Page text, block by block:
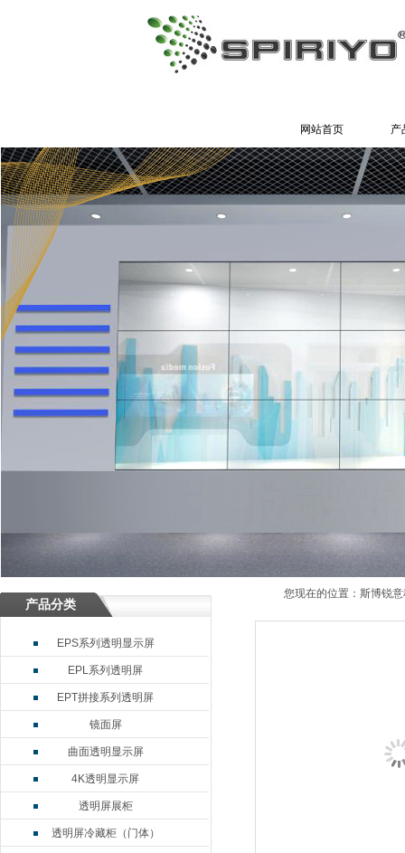
网站首页 产
您现在的位置： 斯博锐
产品分类
EPS系列透明显示屏
EPL系列透明屏
EPT拼接系列透明屏
镜面屏
曲面透明显示屏
4K透明显示屏
透明屏展柜
透明屏冷藏柜（门体）